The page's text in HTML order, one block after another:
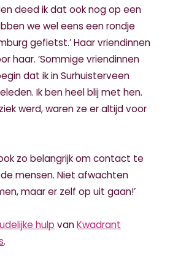
deed ik dat ook nog op een
we wel eens een rondje
gefietst.’ Haar vriendinnen
haar. ‘Sommige vriendinnen
dat ik in Surhuisterveen
Ik ben heel blij met hen.
werd, waren ze er altijd voor
zo belangrijk om contact te
mensen. Niet afwachten
maar er zelf op uit gaan!’
hulp vanKwadrant
.